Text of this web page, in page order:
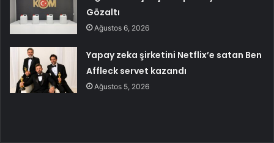
Gözaltı
Ağustos 6, 2026
Yapay zeka şirketini Netflix’e satan Ben
Affleck servet kazandı
Ağustos 5, 2026